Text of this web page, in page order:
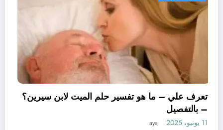
تعرف علي – ما هو تفسير حلم الميت